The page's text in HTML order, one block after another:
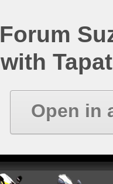
with
Open in